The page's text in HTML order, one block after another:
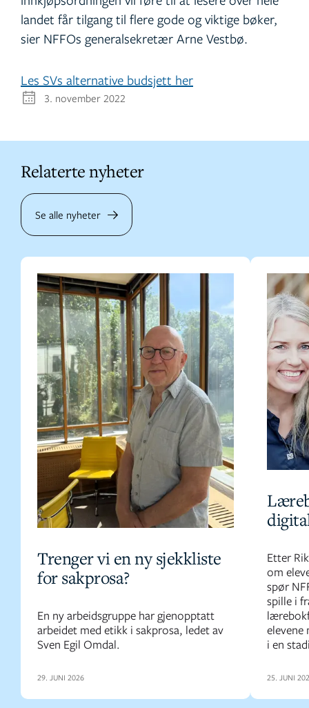
3. november 2022
landet får tilgang til flere gode og viktige bøker,
sier NFFOs generalsekretær Arne Vestbø.
Les SVs alternative budsjett her
Relaterte nyheter
Se alle nyheter
Trenger vi en ny sjekkliste
for sakprosa?
En ny arbeidsgruppe har gjenopptatt
arbeidet med etikk i sakprosa, ledet av
Sven Egil Omdal.
29. JUNI 2026
Etter
om
spør
spille i
i en
25. JUNI